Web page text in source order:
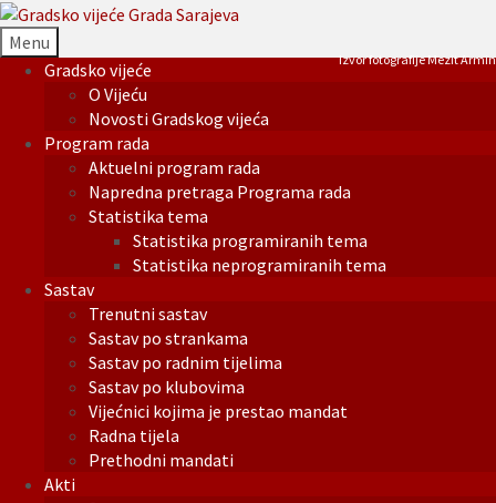
Menu
Gradsko vijeće
O Vijeću
Novosti Gradskog vijeća
Program rada
Aktuelni program rada
Napredna pretraga Programa rada
Statistika tema
Statistika programiranih tema
Statistika neprogramiranih tema
Sastav
Trenutni sastav
Sastav po strankama
Sastav po radnim tijelima
Sastav po klubovima
Vijećnici kojima je prestao mandat
Radna tijela
Prethodni mandati
Akti
Izvor fotografije Mezit Armin